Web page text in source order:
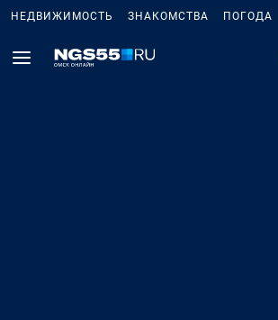
НЕДВИЖИМОСТЬ ЗНАКОМСТВА ПОГОДА